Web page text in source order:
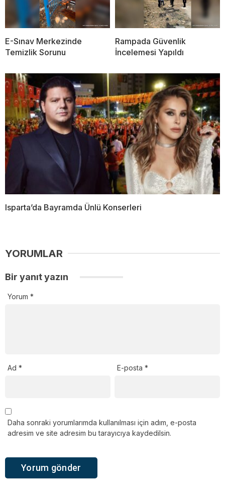
E-Sınav Merkezinde
Temizlik Sorunu
Rampada Güvenlik
İncelemesi Yapıldı
Isparta’da Bayramda Ünlü Konserleri
YORUMLAR
Bir yanıt yazın
Yorum *
Ad * E-posta*
Daha sonraki yorumlarımda kullanılması için adım, e-posta
adresim ve site adresim bu tarayıcıya kaydedilsin.